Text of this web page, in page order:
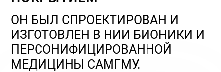
ОН БЫЛ СПРОЕКТИРОВАН И
ИЗГОТОВЛЕН В НИИ БИОНИКИ И
ПЕРСОНИФИЦИРОВАННОЙ
МЕДИЦИНЫ САМГМУ.